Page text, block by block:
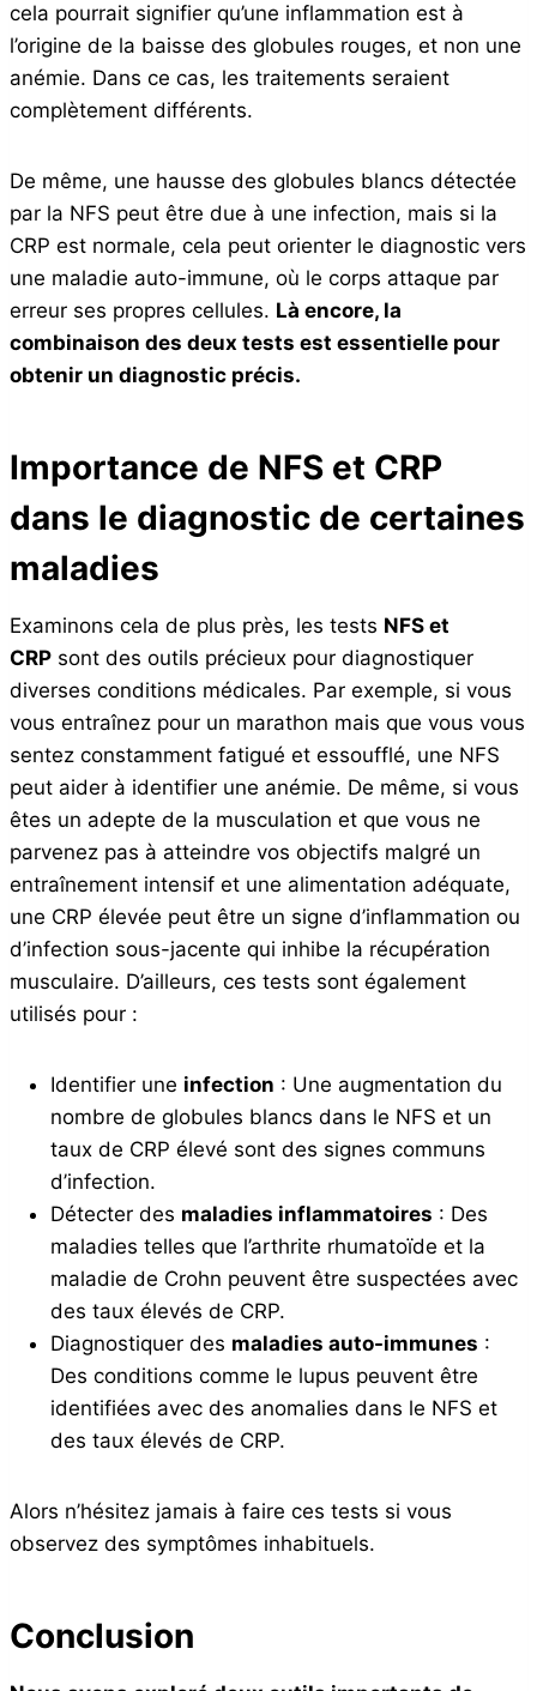
cela pourrait signifier qu’une inflammation est à
l’origine de la baisse des globules rouges, et non une
anémie. Dans ce cas, les traitements seraient
complètement différents.
De même, une hausse des globules blancs détectée
par la NFS peut être due à une infection, mais si la
CRP est normale, cela peut orienter le diagnostic vers
une maladie auto-immune, où le corps attaque par
erreur ses propres cellules. Là encore, la
combinaison des deux tests est essentielle pour
obtenir un diagnostic précis.
Importance de NFS et CRP
dans le diagnostic de certaines
maladies
Examinons cela de plus près, les tests NFS et
CRP sont des outils précieux pour diagnostiquer
diverses conditions médicales. Par exemple, si vous
vous entraînez pour un marathon mais que vous vous
sentez constamment fatigué et essoufflé, une NFS
peut aider à identifier une anémie. De même, si vous
êtes un adepte de la musculation et que vous ne
parvenez pas à atteindre vos objectifs malgré un
entraînement intensif et une alimentation adéquate,
une CRP élevée peut être un signe d’inflammation ou
d’infection sous-jacente qui inhibe la récupération
musculaire. D’ailleurs, ces tests sont également
utilisés pour :
Identifier une infection : Une augmentation du
nombre de globules blancs dans le NFS et un
taux de CRP élevé sont des signes communs
d’infection.
Détecter des maladies inflammatoires : Des
maladies telles que l’arthrite rhumatoïde et la
maladie de Crohn peuvent être suspectées avec
des taux élevés de CRP.
Diagnostiquer des maladies auto-immunes :
Des conditions comme le lupus peuvent être
identifiées avec des anomalies dans le NFS et
des taux élevés de CRP.
Alors n’hésitez jamais à faire ces tests si vous
observez des symptômes inhabituels.
Conclusion